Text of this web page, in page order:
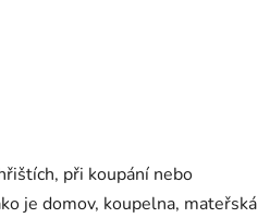
při koupání nebo
je domov, koupelna, mateřská